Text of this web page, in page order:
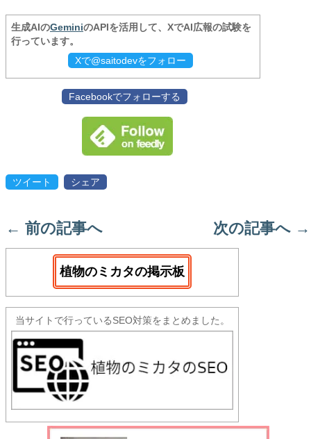
生成AIのGeminiのAPIを活用して、XでAI広報の試験を
行っています。
Xで@saitodevをフォロー
Facebookでフォローする
ツイート シェア
← 前の記事へ 次の記事へ →
植物のミカタの掲示板
当サイトで行っているSEO対策をまとめました。